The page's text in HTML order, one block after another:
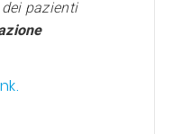
pazienti